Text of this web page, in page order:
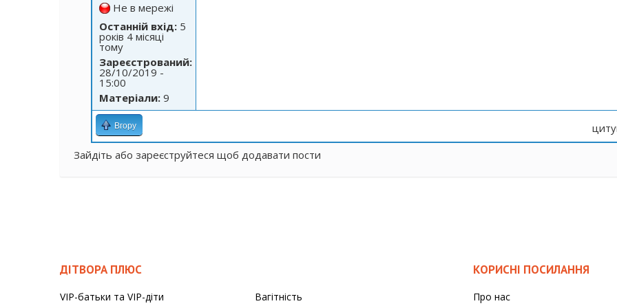
Не в мережі
Останній вхід: 5
років 4 місяці
тому
Зареєстрований:
28/10/2019 -
15:00
Матеріали: 9
Вгору
Зайдіть або зареєструйтеся щоб додавати пости
ДІТВОРА ПЛЮС
VIP-батьки та VIP-діти
Вагітність
КОРИСНІ ПОСИЛАННЯ
Про нас